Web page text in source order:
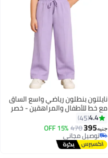
نايلتون بنطلون رياضي واسع الساق
مع خط للأطفال والمراهقين - خصر
مرتفع - جيوب جانبية برباط للبنات
4.4
45
جنيه395
470
15% OFF
توصيل مجاني
توصيل مجاني